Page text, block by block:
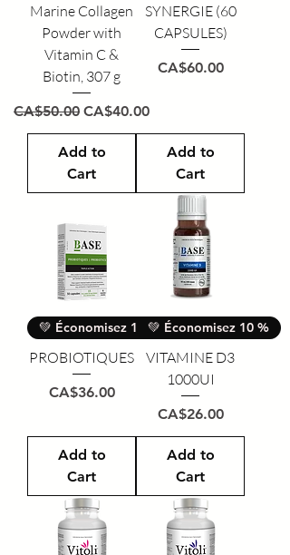
Marine Collagen
Powder with
Vitamin C &
Biotin, 307 g
Regular Price
CA$50.00 Sale Price
CA$40.00
Add to
Cart
SYNERGIE (60
CAPSULES)
Price
CA$60.00
Add to
Cart
💚 Économisez 10 %
PROBIOTIQUES
Price
CA$36.00
Add to
Cart
💚 Économisez 10 %
VITAMINE D3
1000UI
Price
CA$26.00
Add to
Cart